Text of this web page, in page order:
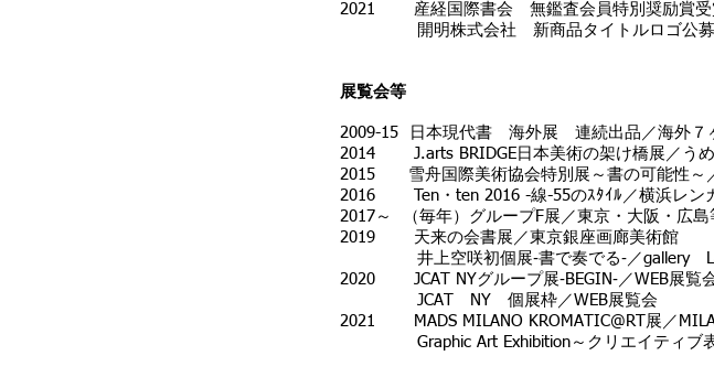
2021 産経国際書会 無鑑査会員特別奨励賞受
開明株式会社 新商品タイトルロゴ公募
展覧会等
2009-15 日本現代書 海外展 連続出品／海外７
2014 J.arts BRIDGE日本美術の架け橋展／うめ
2015 雪舟国際美術協会特別展～書の可能性～
2016 Ten・ten 2016 -線-55のｽﾀｲﾙ／横浜レン
2017～ （毎年）グループF展／東京・大阪・広島
2019 天来の会書展／東京銀座画廊美術館
井上空咲初個展‐書で奏でる‐／gallery La
2020 JCAT NYグループ展‐BEGIN‐／WEB展覧
JCAT NY 個展枠／WEB展覧会
2021 MADS MILANO KROMATIC@RT展／
Graphic Art Exhibition～クリエイティブ表